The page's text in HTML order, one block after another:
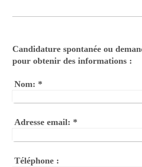
Candidature spontanée ou
pour obtenir des informations :
Nom: *
Adresse email: *
Téléphone :